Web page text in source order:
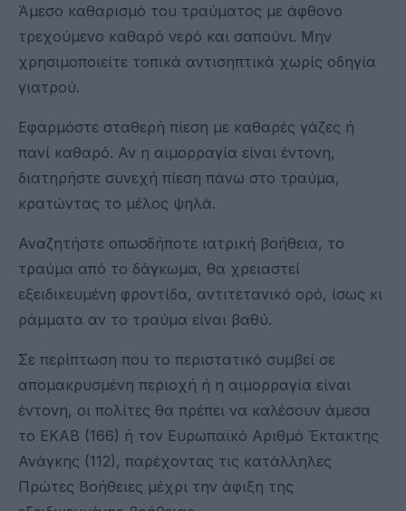
Άμεσο καθαρισμό του τραύματος με άφθονο
τρεχούμενο καθαρό νερό και σαπούνι. Μην
χρησιμοποιείτε τοπικά αντισηπτικά χωρίς οδηγία
γιατρού.
Εφαρμόστε σταθερή πίεση με καθαρές γάζες ή
πανί καθαρό. Αν η αιμορραγία είναι έντονη,
διατηρήστε συνεχή πίεση πάνω στο τραύμα,
κρατώντας το μέλος ψηλά.
Αναζητήστε οπωσδήποτε ιατρική βοήθεια, το
τραύμα από το δάγκωμα, θα χρειαστεί
εξειδικευμένη φροντίδα, αντιτετανικό ορό, ίσως κι
ράμματα αν το τραύμα είναι βαθύ.
Σε περίπτωση που το περιστατικό συμβεί σε
απομακρυσμένη περιοχή ή η αιμορραγία είναι
έντονη, οι πολίτες θα πρέπει να καλέσουν άμεσα
το ΕΚΑΒ (166) ή τον Ευρωπαϊκό Αριθμό Έκτακτης
Ανάγκης (112), παρέχοντας τις κατάλληλες
Πρώτες Βοήθειες μέχρι την άφιξη της